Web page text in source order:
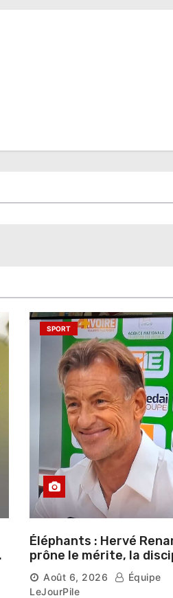
SPORT
Éléphants : Hervé
prône le mérite, la
et l’esprit collectif
nouveau départ
Août 6, 2026
Équipe
LeJourPile